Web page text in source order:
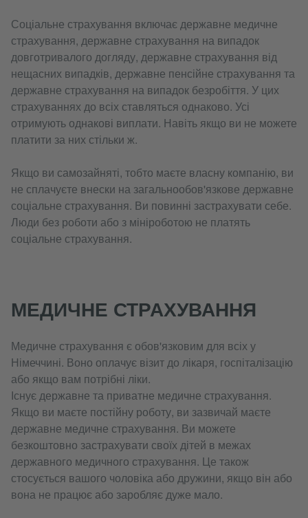
Соціальне страхування включає державне медичне
страхування, державне страхування на випадок
довготривалого догляду, державне страхування від
нещасних випадків, державне пенсійне страхування та
державне страхування на випадок безробіття. У цих
страхуваннях до всіх ставляться однаково. Усі
отримують однакові виплати. Навіть якщо ви не можете
платити за них стільки ж.
Якщо ви самозайняті, тобто маєте власну компанію, ви
не сплачуєте внески на загальнообов'язкове державне
соціальне страхування. Ви повинні застрахувати себе.
Люди без роботи або з мініроботою не платять
соціальне страхування.
МЕДИЧНЕ СТРАХУВАННЯ
Медичне страхування є обов'язковим для всіх у
Німеччині. Воно оплачує візит до лікаря, госпіталізацію
або якщо вам потрібні ліки.
Існує державне та приватне медичне страхування.
Якщо ви маєте постійну роботу, ви зазвичай маєте
державне медичне страхування. Ви можете
безкоштовно застрахувати своїх дітей в межах
державного медичного страхування. Це також
стосується вашого чоловіка або дружини, якщо він або
вона не працює або заробляє дуже мало.